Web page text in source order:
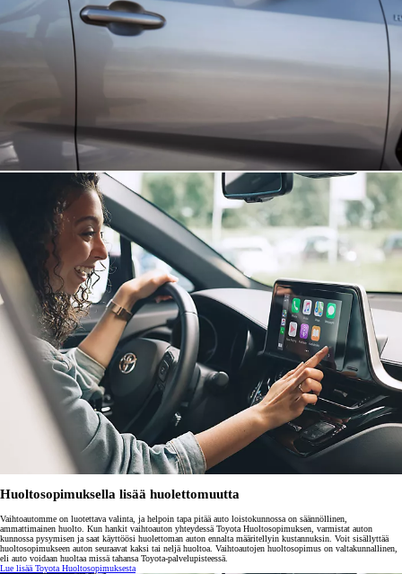
Huoltosopimuksella lisää huolettomuutta
Vaihtoautomme on luotettava valinta, ja helpoin tapa pitää auto loistokunnossa on säännöllinen,
ammattimainen huolto. Kun hankit vaihtoauton yhteydessä Toyota Huoltosopimuksen, varmistat auton
kunnossa pysymisen ja saat käyttöösi huolettoman auton ennalta määritellyin kustannuksin. Voit sisällyttää
huoltosopimukseen auton seuraavat kaksi tai neljä huoltoa. Vaihtoautojen huoltosopimus on valtakunnallinen,
eli auto voidaan huoltaa missä tahansa Toyota-palvelupisteessä.
Lue lisää Toyota Huoltosopimuksesta